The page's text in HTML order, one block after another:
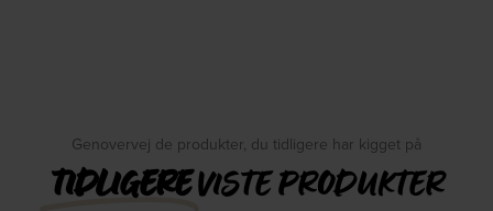
Genovervej de produkter, du tidligere har kigget på
TIDLIGEREVISTE PRODUKTER